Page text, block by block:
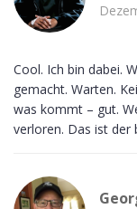
Cool. Ich bin dabei.
gemacht. Warten.
was kommt – gut.
verloren. Das ist der